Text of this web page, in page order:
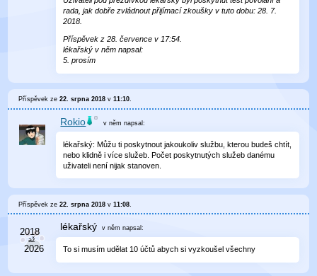
rada, jak dobře zvládnout přijímací zkoušky v tuto dobu: 28. 7.
2018.
Příspěvek z 28. července v 17:54.
lékařský v něm napsal:
5. prosím
Příspěvek ze22. srpna 2018 v11:10.
Rokio v němnapsal:
lékařský: Můžu ti poskytnout jakoukoliv službu, kterou budeš chtít,
nebo klidně i více služeb. Počet poskytnutých služeb danému
uživateli není nijak stanoven.
Příspěvek ze22. srpna 2018 v11:08
lékařský v něm napsal:
To si musím udělat 10 účtů abych si vyzkoušel všechny